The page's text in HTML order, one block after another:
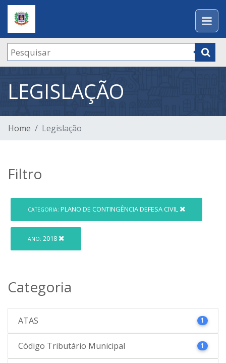
LEGISLAÇÃO
Home Legislação
Filtro
CATEGORIA: PLANO DE CONTINGÊNCIA DEFESA CIVIL
ANO: 2018
Categoria
ATAS 1
Código Tributário Municipal 1